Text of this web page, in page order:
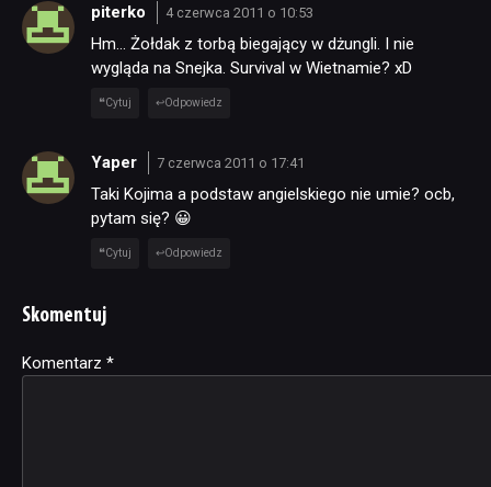
piterko 4 czerwca 2011 o 10:53
Hm… Żołdak z torbą biegający w dżungli. I nie
wygląda na Snejka. Survival w Wietnamie? xD
Cytuj Odpowiedz
Yaper 7 czerwca 2011 o 17:41
Taki Kojima a podstaw angielskiego nie umie? ocb,
pytam się? 😀
Cytuj Odpowiedz
Skomentuj
Komentarz *
Alternative: